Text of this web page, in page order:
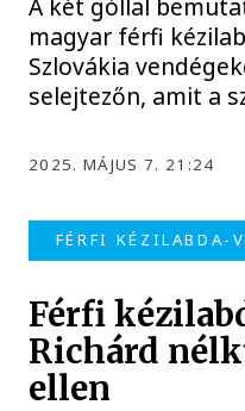
A két góllal
magyar férfi
Szlovákia
selejtezőn, amit a
2025. MÁJUS 7. 21:24
FÉRFI KÉZILABDA-
Férfi
Richárd
ellen